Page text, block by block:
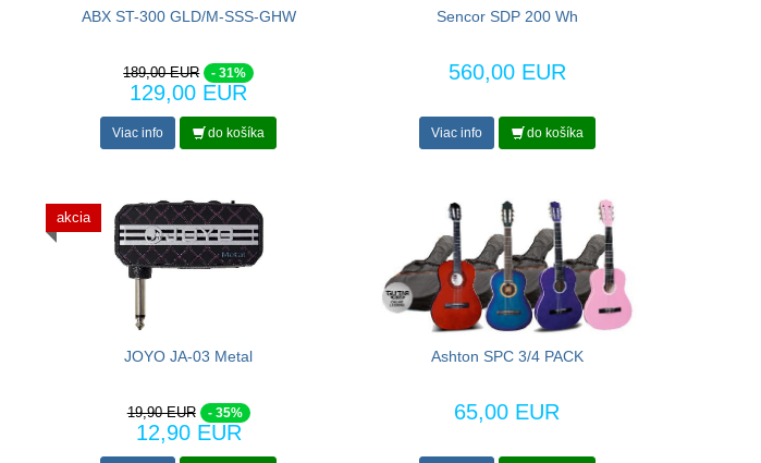
ABX ST-300 GLD/M-SSS-GHW
189,00 EUR - 31%
129,00 EUR
Viac info do košíka
Sencor SDP 200 Wh
560,00 EUR
Viac info do košíka
akcia
JOYO JA-03 Metal
19,90 EUR - 35%
12,90 EUR
Ashton SPC 3/4 PACK
65,00 EUR